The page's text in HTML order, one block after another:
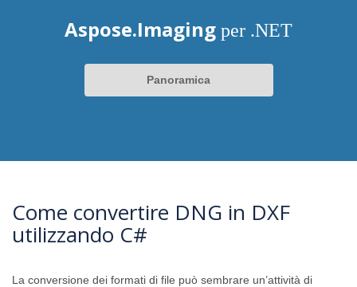
Aspose.Imaging per .NET
Panoramica
Come convertire DNG in DXF
utilizzando C#
La conversione dei formati di file può sembrare un’attività di